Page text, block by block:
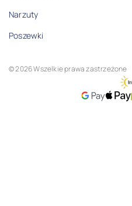
Narzuty
Poszewki
© 2026 Wszelkie prawa zastrzeżone